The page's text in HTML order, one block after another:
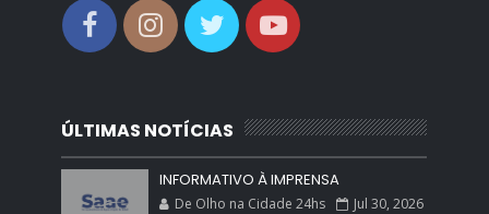
ÚLTIMAS NOTÍCIAS
INFORMATIVO À IMPRENSA
De Olho na Cidade 24hs Jul 30, 2026